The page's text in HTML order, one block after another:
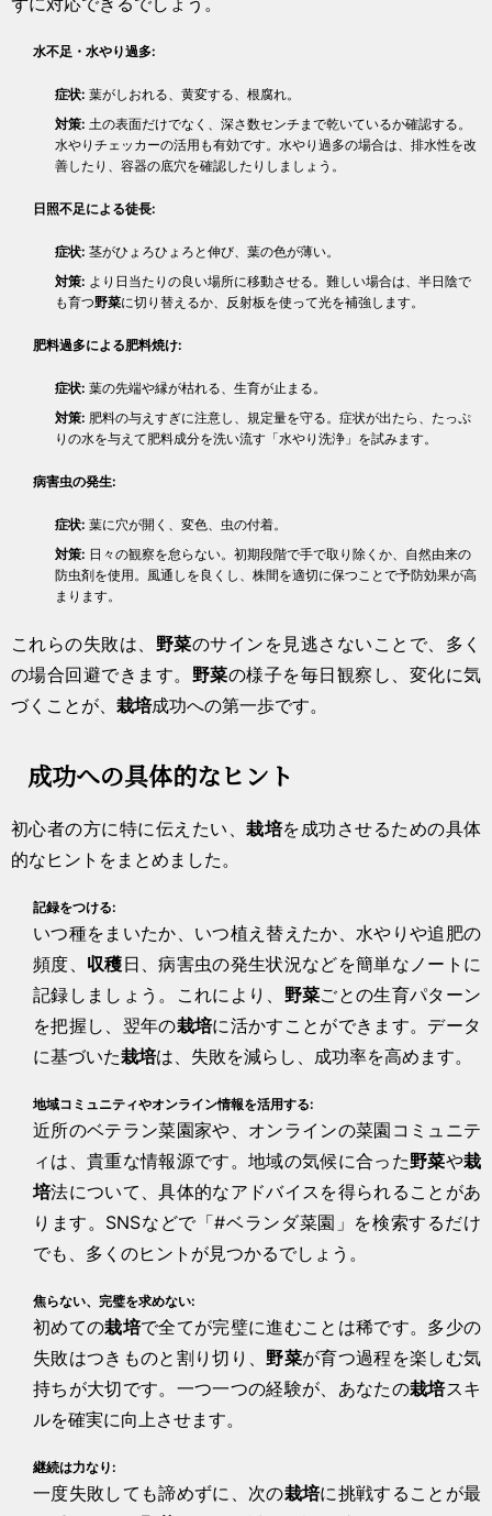
水不足・水やり過多:
症状: 葉がしおれる、黄変する、根腐れ。
対策: 土の表面だけでなく、深さ数センチまで乾いているか確認する。
水やりチェッカーの活用も有効です。水やり過多の場合は、排水性を改
善したり、容器の底穴を確認したりしましょう。
日照不足による徒長:
症状: 茎がひょろひょろと伸び、葉の色が薄い。
対策: より日当たりの良い場所に移動させる。難しい場合は、半日陰で
も育つ野菜に切り替えるか、反射板を使って光を補強します。
肥料過多による肥料焼け:
症状: 葉の先端や縁が枯れる、生育が止まる。
対策: 肥料の与えすぎに注意し、規定量を守る。症状が出たら、たっぷ
りの水を与えて肥料成分を洗い流す「水やり洗浄」を試みます。
病害虫の発生:
症状: 葉に穴が開く、変色、虫の付着。
対策: 日々の観察を怠らない。初期段階で手で取り除くか、自然由来の
防虫剤を使用。風通しを良くし、株間を適切に保つことで予防効果が高
まります。
これらの失敗は、 野菜のサインを見逃さないことで、多く
の場合回避できます。 野菜の様子を毎日観察し、変化に気
づくことが、 栽培成功への第一歩です。
成功への具体的なヒント
初心者の方に特に伝えたい、栽培を成功させるための具体
的なヒントをまとめました。
記録をつける:
いつ種をまいたか、いつ植え替えたか、水やりや追肥の
頻度、 収穫日、病害虫の発生状況などを簡単なノートに
記録しましょう。これにより、 野菜ごとの生育パターン
を把握し、翌年の栽培に活かすことができます。データ
に基づいた栽培は、失敗を減らし、成功率を高めます。
地域コミュニティやオンライン情報を活用する:
近所のベテラン菜園家や、オンラインの菜園コミュニテ
ィは、貴重な情報源です。地域の気候に合った野菜や栽
培法について、具体的なアドバイスを得られることがあ
ります。SNSなどで「#ベランダ菜園」を検索するだけ
でも、多くのヒントが見つかるでしょう。
焦らない、完璧を求めない:
初めての栽培で全てが完璧に進むことは稀です。多少の
失敗はつきものと割り切り、 野菜が育つ過程を楽しむ気
持ちが大切です。一つ一つの経験が、あなたの栽培スキ
ルを確実に向上させます。
継続は力なり:
一度失敗しても諦めずに、次の栽培に挑戦することが最